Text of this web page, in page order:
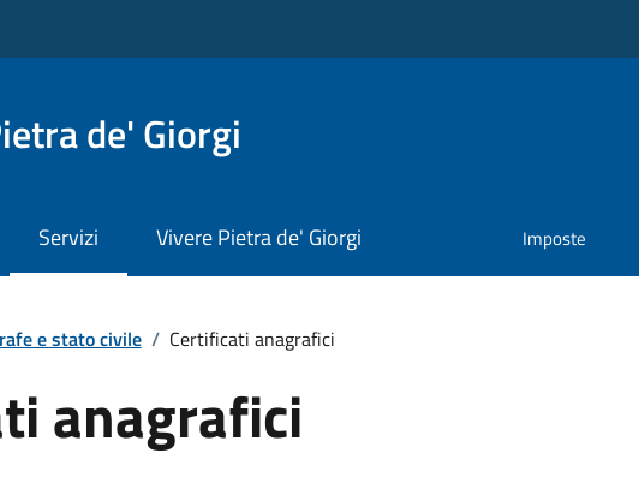
de' Giorgi
Servizi Vivere Pietra de' Giorgi Imposte
e stato civile / Certificati anagrafici
anagrafici